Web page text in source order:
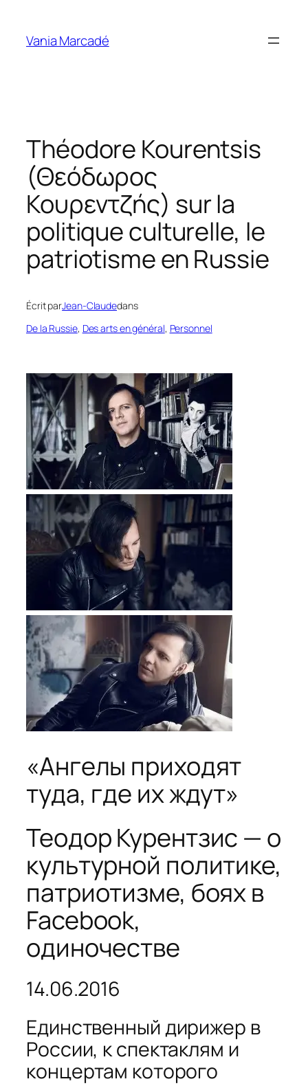
contenu
Vania Marcadé
Théodore Kourentsis
(Θεόδωρος
Κουρεντζής) sur la
politique culturelle, le
patriotisme en Russie
Écrit parJean-Claudedans
De la Russie, Des arts en général, Personnel
«Ангелы приходят
туда, где их ждут»
Теодор Курентзис — о
культурной политике,
патриотизме, боях в
Facebook,
одиночестве
14.06.2016
Единственный дирижер в
России, к спектаклям и
концертам которого